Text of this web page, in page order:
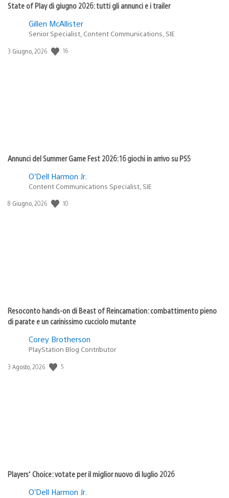
State of Play di giugno 2026: tutti gli annunci e i trailer
Gillen McAllister
Senior Specialist, Content Communications, SIE
Data
3 Giugno, 2026 16
Annunci del Summer Game Fest 2026: 16 giochi in arrivo su PS5
O’Dell Harmon Jr.
Content Communications Specialist, SIE
Data
8 Giugno, 2026 10
Resoconto hands-on di Beast of Reincarnation: combattimento pieno
di parate e un carinissimo cucciolo mutante
Corey Brotherson
PlayStation Blog Contributor
Data
3 Agosto, 2026 5
Players’ Choice: votate per il miglior nuovo di luglio 2026
O’Dell Harmon Jr.